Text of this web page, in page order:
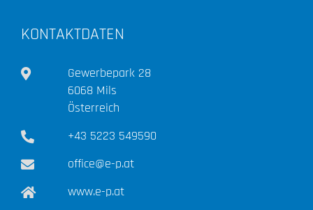
KONTAKTDATEN
Gewerbepark 28
6068 Mils
Österreich
+43 5223 549590
office@e-p.at
www.e-p.at